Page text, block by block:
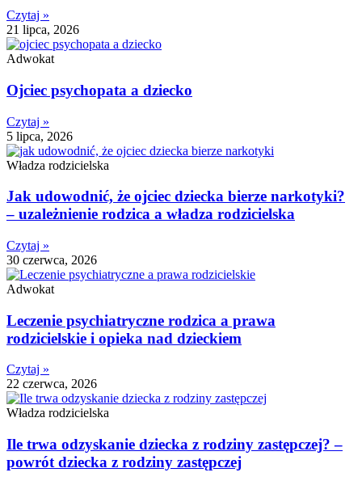
Czytaj »
21 lipca, 2026
Adwokat
Ojciec psychopata a dziecko
Czytaj »
5 lipca, 2026
Władza rodzicielska
Jak udowodnić, że ojciec dziecka bierze narkotyki?
– uzależnienie rodzica a władza rodzicielska
Czytaj »
30 czerwca, 2026
Adwokat
Leczenie psychiatryczne rodzica a prawa
rodzicielskie i opieka nad dzieckiem
Czytaj »
22 czerwca, 2026
Władza rodzicielska
Ile trwa odzyskanie dziecka z rodziny zastępczej? –
powrót dziecka z rodziny zastępczej